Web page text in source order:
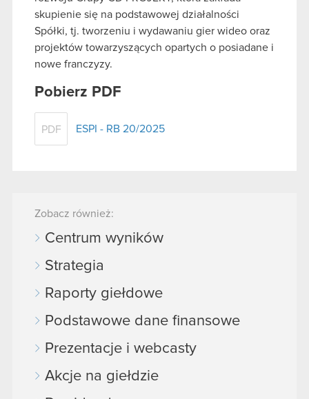
skupienie się na podstawowej działalności
Spółki, tj. tworzeniu i wydawaniu gier wideo oraz
projektów towarzyszących opartych o posiadane i
nowe franczyzy.
Pobierz PDF
PDF ESPI - RB 20/2025
Zobacz również:
Centrum wyników
Strategia
Raporty giełdowe
Podstawowe dane finansowe
Prezentacje i webcasty
Akcje na giełdzie